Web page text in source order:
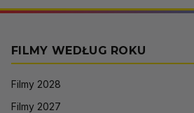
FILMY WEDŁUG ROKU
Filmy 2028
Filmy 2027